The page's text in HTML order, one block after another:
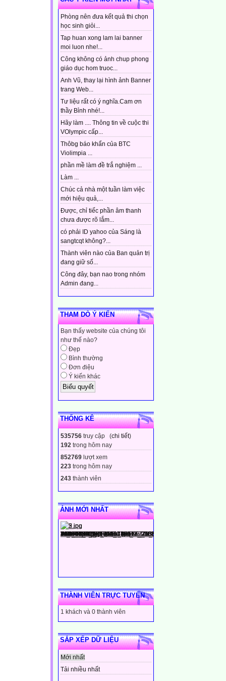
Phòng nên đưa kết quả thi chọn
học sinh giỏi...
Tap huan xong lam lai banner
moi luon nhe!...
Công không có ảnh chup phong
giáo dục hom truoc...
Anh Vũ, thay lại hình ảnh Banner
trang Web...
Tư liệu rất có ý nghĩa.Cam ơn
thầy Bỉnh nhé!...
Hãy làm .... Thông tin về cuộc thi
VOlympic cấp...
Thôbg báo khẩn của BTC
Violimpia ...
phần mề làm đề trắ nghiệm ...
Làm ...
Chúc cả nhà một tuần làm việc
mới hiệu quả,...
Được, chỉ tiếc phần âm thanh
chưa được rõ lắm...
có phải ID yahoo của Sáng là
sangtcqt không?...
Thành viên nào của Ban quản trị
đang giữ số...
Công đây, bạn nao trong nhóm
Admin đang...
THAM DÒ Ý KIẾN
Bạn thấy website của chúng tôi
như thế nào?
Đẹp
Bình thường
Đơn điệu
Ý kiến khác
THỐNG KÊ
535756 truy cập (chi tiết)
192 trong hôm nay
852769 lượt xem
223 trong hôm nay
243 thành viên
ẢNH MỚI NHẤT
THÀNH VIÊN TRỰC TUYẾN
1 khách và 0 thành viên
SẮP XẾP DỮ LIỆU
Mới nhất
Tải nhiều nhất